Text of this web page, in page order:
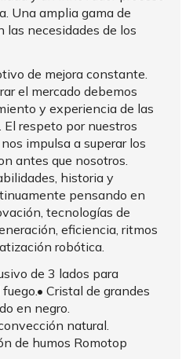
Una amplia gama de
las necesidades de los
de mejora constante.
el mercado debemos
y experiencia de las
respeto por nuestros
impulsa a superar los
antes que nosotros.
historia y
pensando en
tecnologías de
eficiencia, ritmos
robótica.
de 3 lados para
Cristal de grandes
en negro.
natural.
de humos Romotop